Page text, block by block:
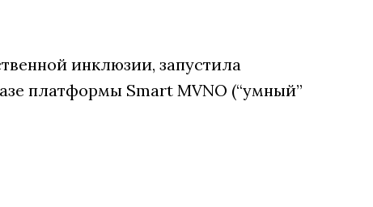
инклюзии, запустила
платформы Smart MVNO (“умный”